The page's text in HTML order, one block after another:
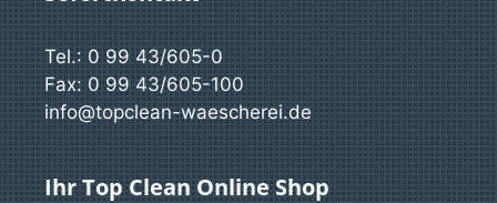
Tel.: 0 99 43/605-0
Fax: 0 99 43/605-100
info@topclean-waescherei.de
Ihr Top Clean Online Shop